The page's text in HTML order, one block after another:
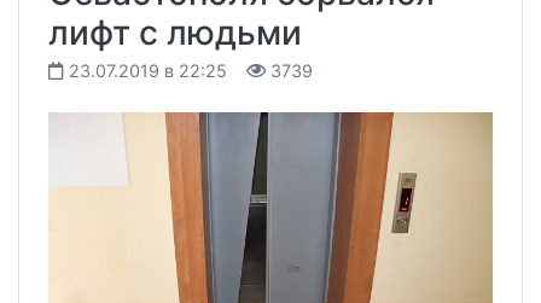
лифт с людьми
23.07.2019 в 22:25 3739